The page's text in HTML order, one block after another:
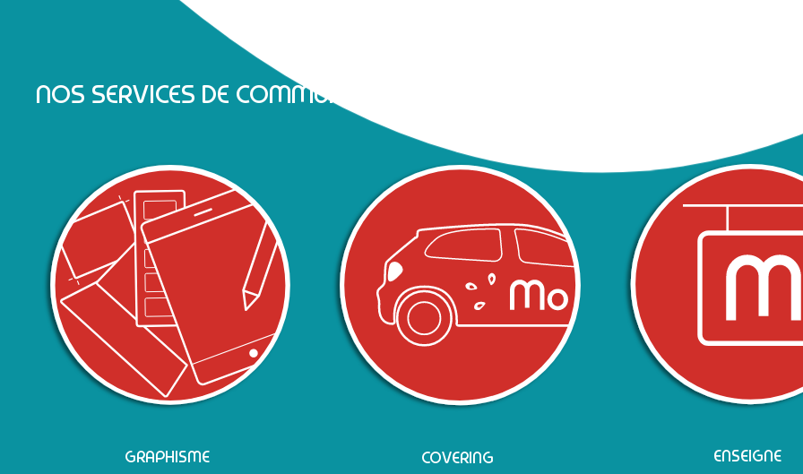
NOS SERVICES DE COMMUNICATION POUR BOOSTER VOTRE
GRAPHISME COVERING ENSEIGNE